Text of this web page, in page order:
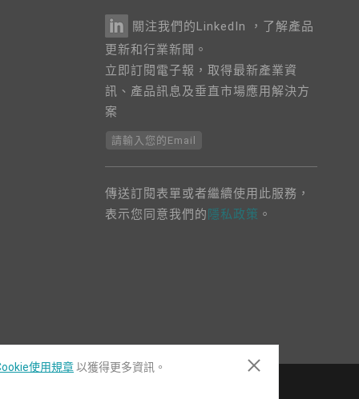
關注我們的LinkedIn ，了解產品
更新和行業新聞。
立即訂閱電子報，取得最新產業資
訊、產品訊息及垂直市場應用解決方
案
請輸入您的Email
傳送訂閱表單或者繼續使用此服務，
表示您同意我們的 隱私政策 。
使用規章以獲得更多資訊。